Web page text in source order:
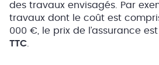
des travaux envisagés. Par
travaux dont le coût est
000 €, le prix de l’assurance est
TTC.